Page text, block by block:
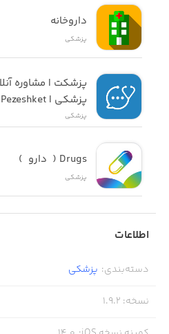
هستیم.
داروخانه
پزشکی
پزشکی | Pezeshket
پزشکی
Drugs (  دارو  )
پزشکی
اطلاعات
دسته‌بندی: پزشکی
نسخه:
1.9.2